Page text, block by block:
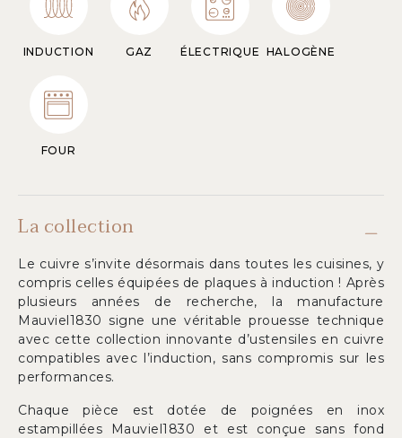
INDUCTION GAZ ÉLECTRIQUE HALOGÈNE
FOUR
La collection
Le cuivre s’invite désormais dans toutes les cuisines, y
compris celles équipées de plaques à induction ! Après
plusieurs années de recherche, la manufacture
Mauviel1830 signe une véritable prouesse technique
avec cette collection innovante d’ustensiles en cuivre
compatibles avec l’induction, sans compromis sur les
performances.
Chaque pièce est dotée de poignées en inox
estampillées Mauviel1830 et est conçue sans fond